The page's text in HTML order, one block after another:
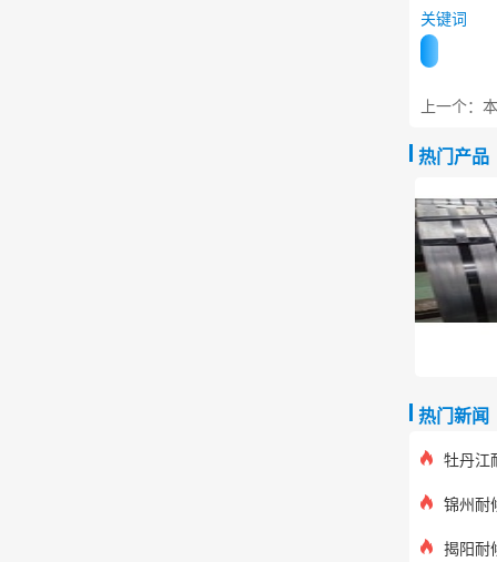
关键词
上一个：
热门产品
热门新闻
牡丹江
锦州耐
揭阳耐